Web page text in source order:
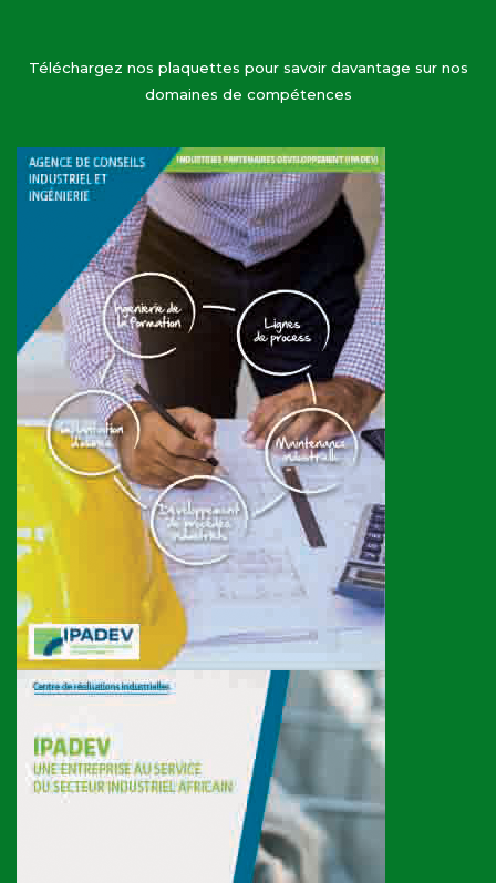
Téléchargez nos plaquettes pour savoir davantage sur nos
domaines de compétences